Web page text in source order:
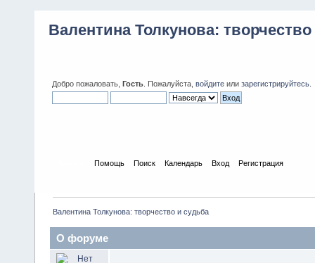
Валентина Толкунова:
Добро пожаловать, Гость . Пожалуйста, войдите или зарегистрируйтесь
Помощь Поиск Календарь Вход Регистрация
Валентина Толкунова: творчество и судьба
О форуме